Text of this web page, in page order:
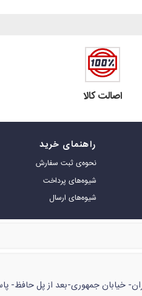
اصالت کالا
راهنمای خرید
نحوه‌ی ثبت سفارش
شیوه‌های پرداخت
شیوه‌های ارسال